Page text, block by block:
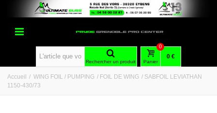
Rechercher un produit Panier
0
0 €
Accueil / WING FOIL / PUMPING / FOIL DE WING / SABFOIL LEVIATHAN
1150-430/73